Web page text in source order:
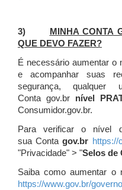
3)
MINHA CONTA
QUE DEVO FAZER?
É necessário aumentar o
e acompanhar suas
segurança,
Conta gov.br nível
Consumidor.gov.br.
Para verificar o nível
sua Contagov.br https://
"Privacidade" > "Selos de
Saiba como aumentar o
https://www.gov.br/